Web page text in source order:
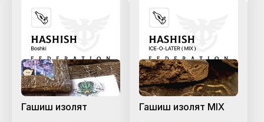
Гашиш изолят Гашиш изолят MIX